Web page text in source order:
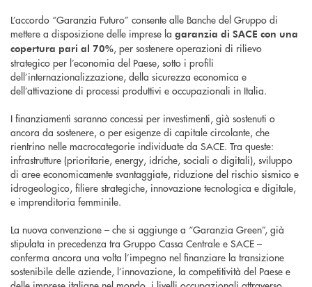
L’accordo “Garanzia Futuro” consente alle Banche del Gruppo di
mettere a disposizione delle imprese la garanzia di SACE con una
copertura pari al 70%, per sostenere operazioni di rilievo
strategico per l’economia del Paese, sotto i profili
dell’internazionalizzazione, della sicurezza economica e
dell’attivazione di processi produttivi e occupazionali in Italia.
I finanziamenti saranno concessi per investimenti, già sostenuti o
ancora da sostenere, o per esigenze di capitale circolante, che
rientrino nelle macrocategorie individuate da SACE. Tra queste:
infrastrutture (prioritarie, energy, idriche, sociali o digitali), sviluppo
di aree economicamente svantaggiate, riduzione del rischio sismico e
idrogeologico, filiere strategiche, innovazione tecnologica e digitale,
e imprenditoria femminile.
La nuova convenzione – che si aggiunge a “Garanzia Green”, già
stipulata in precedenza tra Gruppo Cassa Centrale e SACE –
conferma ancora una volta l’impegno nel finanziare la transizione
sostenibile delle aziende, l’innovazione, la competitività del Paese e